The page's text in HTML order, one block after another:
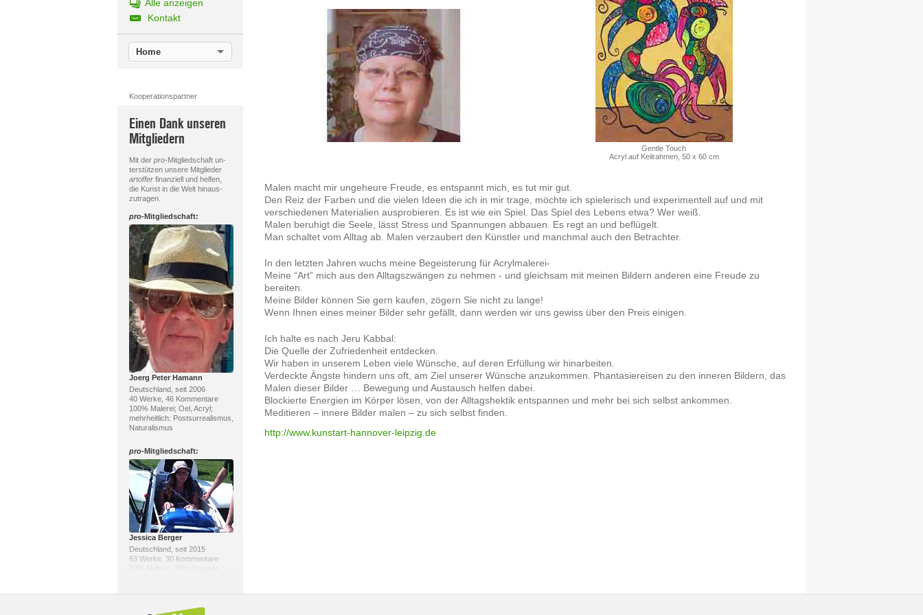
Alle anzeigen
Kontakt
Home
Kooperationspartner
Einen Dank unseren
Mitgliedern
Mit der pro-Mitgliedschaft un-
terstützen unsere Mitglieder
artofferfinanziell und helfen,
die Kunst in die Welt hinaus-
zutragen.
pro-Mitgliedschaft:
Joerg Peter Hamann
Deutschland, seit 2006
40 Werke, 46 Kommentare
100% Malerei; Oel, Acryl;
mehrheitlich: Postsurrealismus,
Naturalismus
pro-Mitgliedschaft:
Jessica Berger
Deutschland, seit 2015
63 Werke, 30 Kommentare
37% Malerei, 29% Original-
Gentle Touch
Acryl auf Keilrahmen, 50 x 60 cm
Malen macht mir ungeheure Freude, es entspannt mich, es tut mir gut.
Den Reiz der Farben und die vielen Ideen die ich in mir trage, möchte ich spielerisch und experimentell auf und mit
verschiedenen Materialien ausprobieren. Es ist wie ein Spiel. Das Spiel des Lebens etwa? Wer weiß.
Malen beruhigt die Seele, lässt Stress und Spannungen abbauen. Es regt an und beflügelt.
Man schaltet vom Alltag ab. Malen verzaubert den Künstler und manchmal auch den Betrachter.
In den letzten Jahren wuchs meine Begeisterung für Acrylmalerei-
Meine “Art” mich aus den Alltagszwängen zu nehmen - und gleichsam mit meinen Bildern anderen eine Freude zu
bereiten.
Meine Bilder können Sie gern kaufen, zögern Sie nicht zu lange!
Wenn Ihnen eines meiner Bilder sehr gefällt, dann werden wir uns gewiss über den Preis einigen.
Ich halte es nach Jeru Kabbal:
Die Quelle der Zufriedenheit entdecken.
Wir haben in unserem Leben viele Wünsche, auf deren Erfüllung wir hinarbeiten.
Verdeckte Ängste hindern uns oft, am Ziel unserer Wünsche anzukommen. Phantasiereisen zu den inneren Bildern, das
Malen dieser Bilder … Bewegung und Austausch helfen dabei.
Blockierte Energien im Körper lösen, von der Alltagshektik entspannen und mehr bei sich selbst ankommen.
Meditieren – innere Bilder malen – zu sich selbst finden.
http://www.kunstart-hannover-leipzig.de